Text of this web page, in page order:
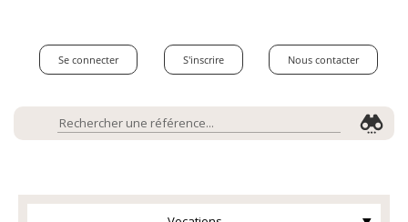
Se connecter S'inscrire Nous contacter